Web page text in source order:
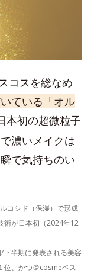
コスを総なめ
ている「オル
本初の超微粒子
濃いメイクは
で気持ちのい
コシド（保湿）で形成
術が日本初（2024年12
半期に発表される美容
位、かつ＠cosmeベス